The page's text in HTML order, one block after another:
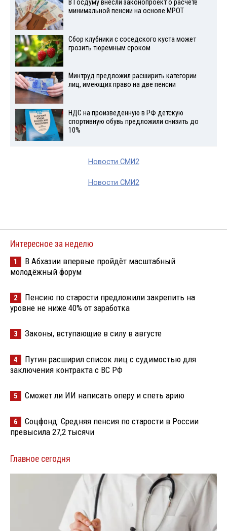
В Госдуму внесли законопроект о расчете
минимальной пенсии на основе МРОТ
Сбор клубники с соседского куста может
грозить тюремным сроком
Минтруд предложил расширить категории
лиц, имеющих право на две пенсии
НДС на произведенную в РФ детскую
спортивную обувь предложили снизить до
10%
Новости СМИ2
Новости СМИ2
Интересное за неделю
1
В Абхазии впервые пройдёт масштабный
молодёжный форум
2
Пенсию по старости предложили закрепить на
уровне не ниже 40% от заработка
3 Законы, вступающие в силу в августе
4
Путин расширил список лиц с судимостью для
заключения контракта с ВС РФ
5 Сможет ли ИИ написать оперу и спеть арию
6
Соцфонд: Средняя пенсия по старости в России
превысила 27,2 тысячи
Главное сегодня